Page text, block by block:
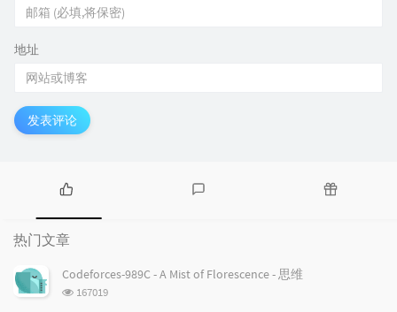
地址
发表评论
热
门
文
章
论
热门文章
Codeforces-989C - A Mist of Florescence - 思维
浏
167019